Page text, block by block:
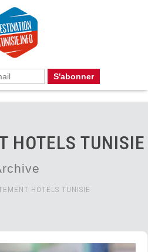
HOTELS TUNISIE
HOTELS TUNISIE